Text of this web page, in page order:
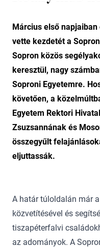
Március első
vette kezdetét a
Sopron közös
keresztül, nagy
Soproni Egyetemre.
követően, a
Egyetem Rektori
Zsuzsannának és
összegyűlt
eljuttassák.
A határ túloldalán már
közvetítésével és
tiszapéterfalvi
az adományok. A